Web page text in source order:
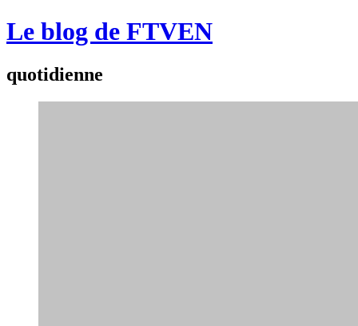
Le blog de FTVEN
quotidienne